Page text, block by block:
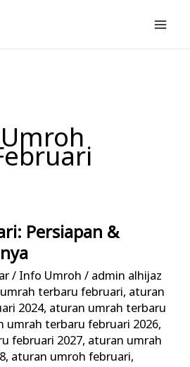
Persiapan &
/ Info Umroh / admin alhijaz
terbaru februari, aturan
2024, aturan umrah terbaru
umrah terbaru februari 2026,
februari 2027, aturan umrah
, aturan umroh februari,